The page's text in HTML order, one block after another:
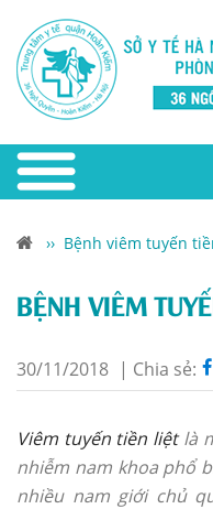
›› Bệnh viêm tuyến
BỆNH VIÊM
30/11/2018 | Chia sẻ:
Viêm tuyến tiền liệtlà
nhiễm nam khoa phổ
nhiều nam giới chủ